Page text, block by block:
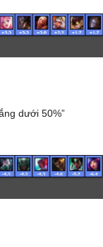
dưới 50%”